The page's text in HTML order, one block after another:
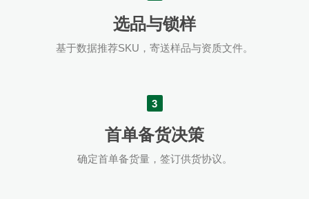
选品与锁样
基于数据推荐SKU，寄送样品与资质文件。
3
首单备货决策
确定首单备货量，签订供货协议。